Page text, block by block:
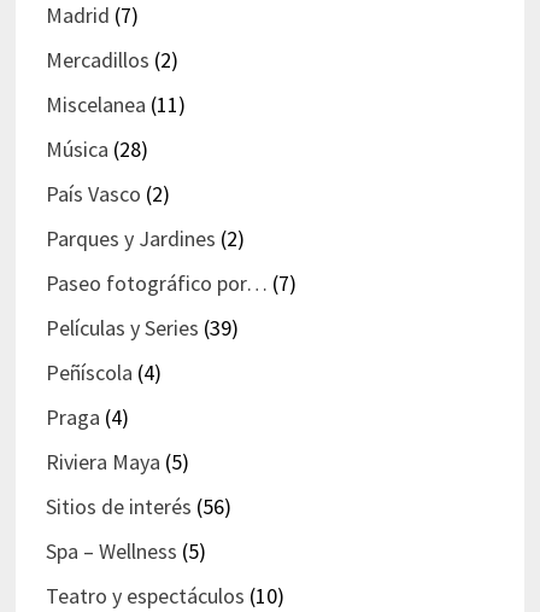
Madrid (7)
Mercadillos (2)
Miscelanea (11)
Música (28)
País Vasco (2)
Parques y Jardines (2)
Paseo fotográfico por… (7)
Películas y Series (39)
Peñíscola (4)
Praga (4)
Riviera Maya (5)
Sitios de interés (56)
Spa – Wellness (5)
Teatro y espectáculos (10)